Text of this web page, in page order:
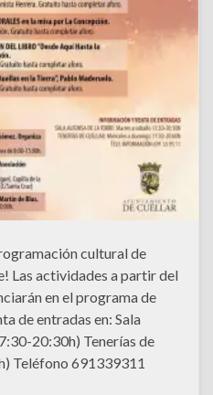
cultural de
Las actividades a partir del
en el programa de
de entradas en: Sala
20:30h) Tenerías de
Teléfono 691339311